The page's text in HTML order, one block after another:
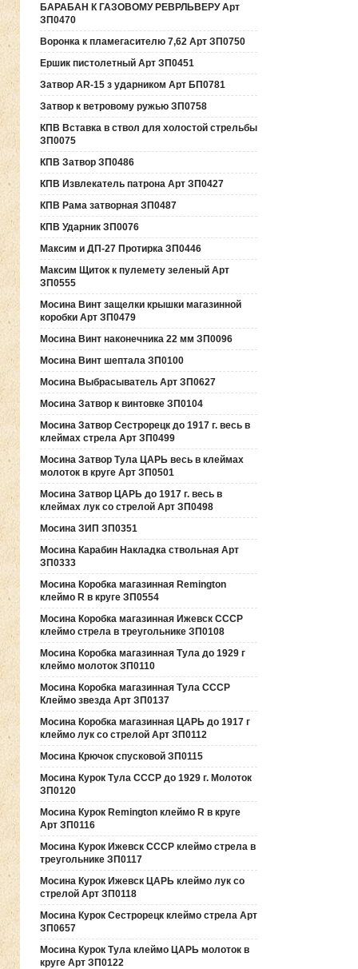
БАРАБАН К ГАЗОВОМУ РЕВРЛЬВЕРУ Арт
ЗП0470
Воронка к пламегасителю 7,62 Арт ЗП0750
Ершик пистолетный Арт ЗП0451
Затвор AR-15 з ударником Арт БП0781
Затвор к ветровому ружью ЗП0758
КПВ Вставка в ствол для холостой стрельбы
ЗП0075
КПВ Затвор ЗП0486
КПВ Извлекатель патрона Арт ЗП0427
КПВ Рама затворная ЗП0487
КПВ Ударник ЗП0076
Максим и ДП-27 Протирка ЗП0446
Максим Щиток к пулемету зеленый Арт
ЗП0555
Мосина Винт защелки крышки магазинной
коробки Арт ЗП0479
Мосина Винт наконечника 22 мм ЗП0096
Мосина Винт шептала ЗП0100
Мосина Выбрасыватель Арт ЗП0627
Мосина Затвор к винтовке ЗП0104
Мосина Затвор Сестрорецк до 1917 г. весь в
клеймах стрела Арт ЗП0499
Мосина Затвор Тула ЦАРЬ весь в клеймах
молоток в круге Арт ЗП0501
Мосина Затвор ЦАРЬ до 1917 г. весь в
клеймах лук со стрелой Арт ЗП0498
Мосина ЗИП ЗП0351
Мосина Карабин Накладка ствольная Арт
ЗП0333
Мосина Коробка магазинная Remington
клеймо R в круге ЗП0554
Мосина Коробка магазинная Ижевск СССР
клеймо стрела в треугольнике ЗП0108
Мосина Коробка магазинная Тула до 1929 г
клеймо молоток ЗП0110
Мосина Коробка магазинная Тула СССР
Клеймо звезда Арт ЗП0137
Мосина Коробка магазинная ЦАРЬ до 1917 г
клеймо лук со стрелой Арт ЗП0112
Мосина Крючок спусковой ЗП0115
Мосина Курок Тула СССР до 1929 г. Молоток
ЗП0120
Мосина Курок Remington клеймо R в круге
Арт ЗП0116
Мосина Курок Ижевск СССР клеймо стрела в
треугольнике ЗП0117
Мосина Курок Ижевск ЦАРЬ клеймо лук со
стрелой Арт ЗП0118
Мосина Курок Сестрорецк клеймо стрела Арт
ЗП0657
Мосина Курок Тула клеймо ЦАРЬ молоток в
круге Арт ЗП0122